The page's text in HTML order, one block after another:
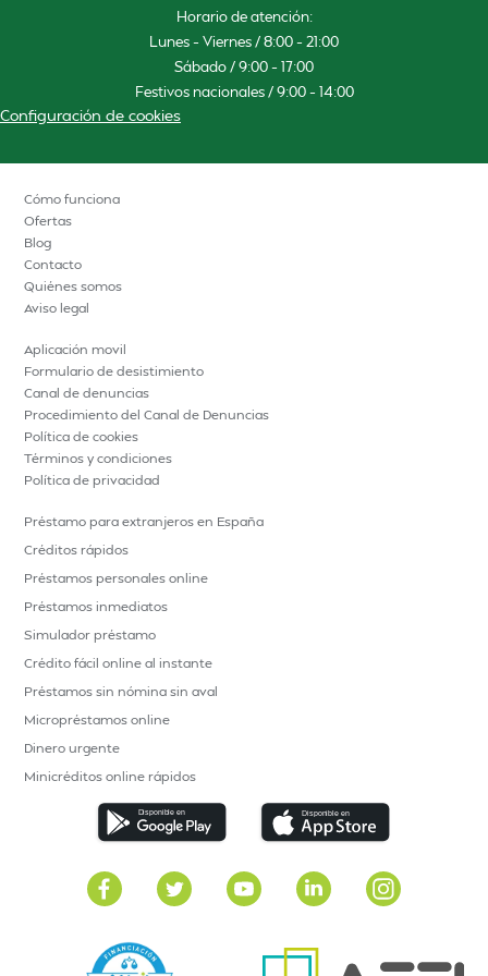
Horario de atención:
Lunes – Viernes / 8:00 – 21:00
Sábado / 9:00 – 17:00
Festivos nacionales / 9:00 – 14:00
Configuración de cookies
Cómo funciona
Ofertas
Blog
Contacto
Quiénes somos
Aviso legal
Aplicación movil
Formulario de desistimiento
Canal de denuncias
Procedimiento del Canal de Denuncias
Política de cookies
Términos y condiciones
Política de privacidad
Préstamo para extranjeros en España
Créditos rápidos
Préstamos personales online
Préstamos inmediatos
Simulador préstamo
Crédito fácil online al instante
Préstamos sin nómina sin aval
Micropréstamos online
Dinero urgente
Minicréditos online rápidos